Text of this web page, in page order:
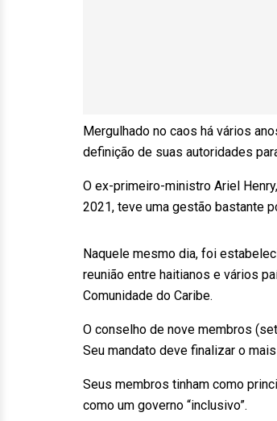
Mergulhado no caos há vários
definição de suas autoridades
O ex-primeiro-ministro Ariel
2021, teve uma gestão bastante
Naquele mesmo dia, foi
reunião entre haitianos e vários
Comunidade do Caribe.
O conselho de nove membros
Seu mandato deve finalizar o
Seus membros tinham como
como um governo “inclusivo”.